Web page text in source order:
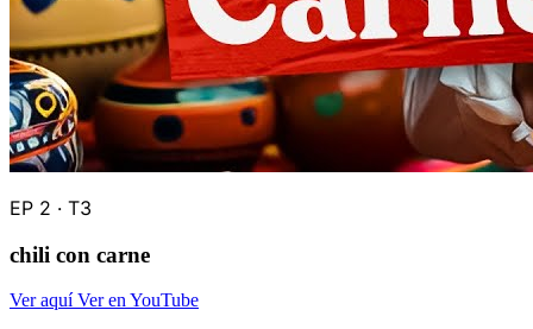
EP 2 · T3
chili con carne
Ver aquíVer en YouTube